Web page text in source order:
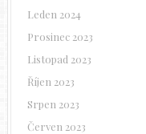
Leden 2024
Prosinec 2023
Listopad 2023
Říjen 2023
Srpen 2023
Červen 2023